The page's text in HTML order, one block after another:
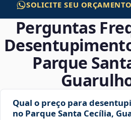
SOLICITE SEU ORÇAMENTO
Perguntas
Parque
Qual o preço para
no Parque Santa Cecília,